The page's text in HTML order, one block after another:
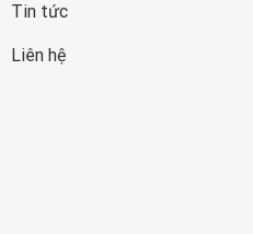
Tin tức
Liên hệ